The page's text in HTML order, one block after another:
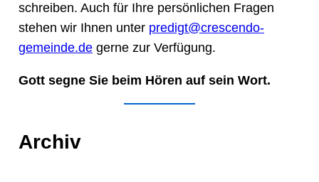
schreiben. Auch für Ihre persönlichen Fragen
stehen wir Ihnen unter predigt@crescendo-
gemeinde.degerne zur Verfügung.
Gott segne Sie beim Hören auf sein Wort.
Archiv